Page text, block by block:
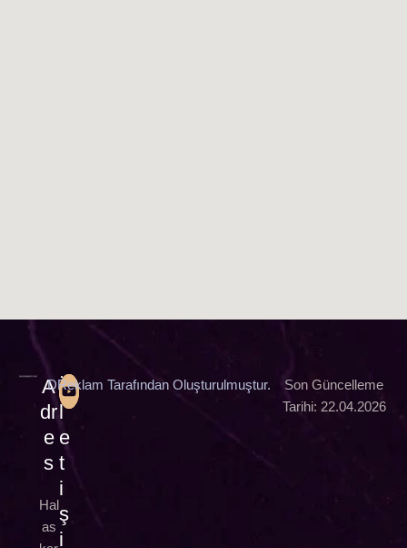
A
dr
e
s
Hal
as
İ
l
e
t
i
ş
i
DReklam Tarafından Oluşturulmuştur.
Son Güncelleme
Tarihi: 22.04.2026